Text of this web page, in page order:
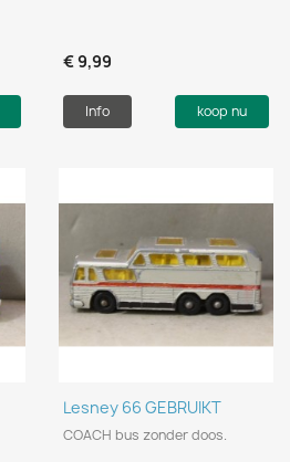
€ 9,99
Info koop nu
Lesney 66 GEBRUIKT
COACH bus zonder doos.